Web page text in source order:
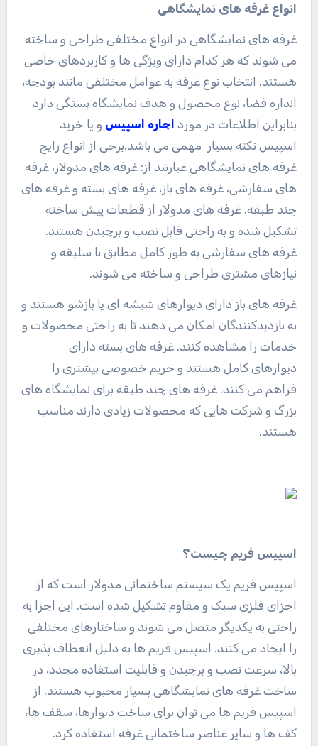
انواع غرفه های نمایشگاهی
غرفه های نمایشگاهی در انواع مختلفی طراحی و ساخته
می شوند که هر کدام دارای ویژگی ها و کاربردهای خاصی
هستند. انتخاب نوع غرفه به عوامل مختلفی مانند بودجه،
اندازه فضا، نوع محصول و هدف نمایشگاه بستگی دارد
بنابراین اطلاعات در مورد اجاره اسپیس و یا خرید
اسپیس نکته بسیار مهمی می باشد.برخی از انواع رایج
غرفه های نمایشگاهی عبارتند از: غرفه های مدولار، غرفه
های سفارشی، غرفه های باز، غرفه های بسته و غرفه های
چند طبقه. غرفه های مدولار از قطعات پیش ساخته
تشکیل شده و به راحتی قابل نصب و برچیدن هستند.
غرفه های سفارشی به طور کامل مطابق با سلیقه و
نیازهای مشتری طراحی و ساخته می شوند.
غرفه های باز دارای دیوارهای شیشه ای یا بازشو هستند و
به بازدیدکنندگان امکان می دهند تا به راحتی محصولات و
خدمات را مشاهده کنند. غرفه های بسته دارای
دیوارهای کامل هستند و حریم خصوصی بیشتری را
فراهم می کنند. غرفه های چند طبقه برای نمایشگاه های
بزرگ و شرکت هایی که محصولات زیادی دارند مناسب
هستند.
اسپیس فریم چیست؟
اسپیس فریم یک سیستم ساختمانی مدولار است که از
اجزای فلزی سبک و مقاوم تشکیل شده است. این اجزا به
راحتی به یکدیگر متصل می شوند و ساختارهای مختلفی
را ایجاد می کنند. اسپیس فریم ها به دلیل انعطاف پذیری
بالا، سرعت نصب و برچیدن و قابلیت استفاده مجدد، در
ساخت غرفه های نمایشگاهی بسیار محبوب هستند. از
اسپیس فریم ها می توان برای ساخت دیوارها، سقف ها،
کف ها و سایر عناصر ساختمانی غرفه استفاده کرد.